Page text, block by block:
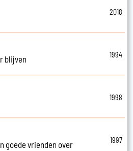
2018
blijven
1994
1998
goede vrienden over
1997